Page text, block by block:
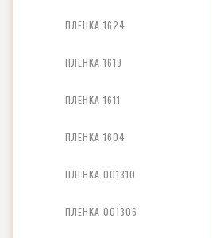
ПЛЕНКА 1624
ПЛЕНКА 1619
ПЛЕНКА 1611
ПЛЕНКА 1604
ПЛЕНКА 001310
ПЛЕНКА 001306